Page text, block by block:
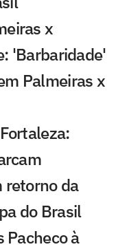
x
'Barbaridade'
Palmeiras x
retorno da
do Brasil
Pacheco à